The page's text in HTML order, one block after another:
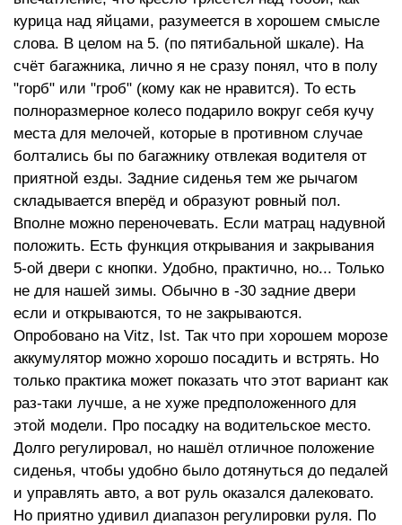
курица над яйцами, разумеется в хорошем смысле
слова. В целом на 5. (по пятибальной шкале). На
счёт багажника, лично я не сразу понял, что в полу
"горб" или "гроб" (кому как не нравится). То есть
полноразмерное колесо подарило вокруг себя кучу
места для мелочей, которые в противном случае
болтались бы по багажнику отвлекая водителя от
приятной езды. Задние сиденья тем же рычагом
складывается вперёд и образуют ровный пол.
Вполне можно переночевать. Если матрац надувной
положить. Есть функция открывания и закрывания
5-ой двери с кнопки. Удобно, практично, но... Только
не для нашей зимы. Обычно в -30 задние двери
если и открываются, то не закрываются.
Опробовано на Vitz, Ist. Так что при хорошем морозе
аккумулятор можно хорошо посадить и встрять. Но
только практика может показать что этот вариант как
раз-таки лучше, а не хуже предположенного для
этой модели. Про посадку на водительское место.
Долго регулировал, но нашёл отличное положение
сиденья, чтобы удобно было дотянуться до педалей
и управлять авто, а вот руль оказался далековато.
Но приятно удивил диапазон регулировки руля. По